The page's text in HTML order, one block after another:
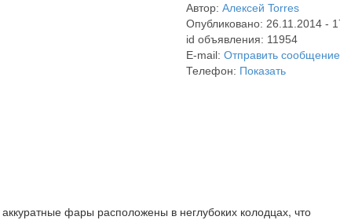
Автор: Алексей Torres
Опубликовано: 26.11.2014 -
id объявления: 11954
E-mail: Отправить сообщение
Телефон: Показать
фары расположены в неглубоких колодцах, что